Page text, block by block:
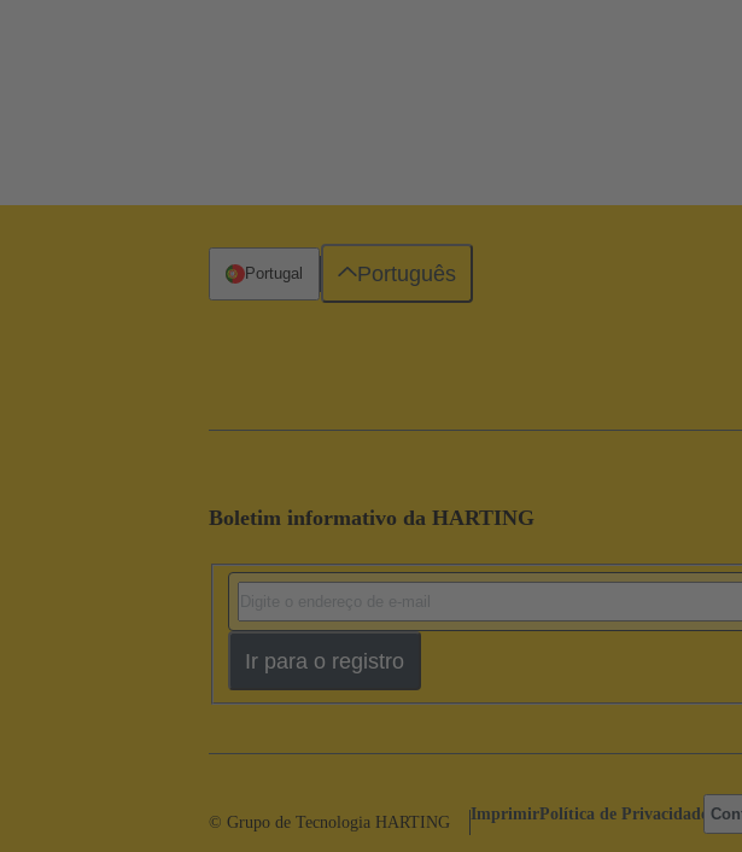
Boletim informativo da HARTING
Ir para o registro
Portugal Português
© Grupo de Tecnologia HARTING ImprimirPolítica de Privacidade